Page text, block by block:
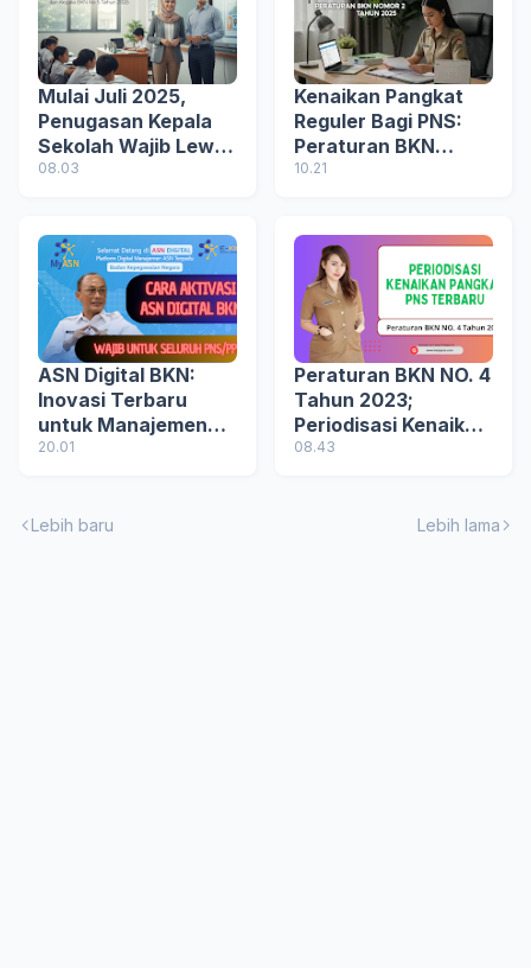
Mulai Juli 2025,
Penugasan Kepala
Sekolah Wajib Lewat
Sistem Digital
08.03
Kenaikan Pangkat
Reguler Bagi PNS:
Peraturan BKN
Nomor 2 Tahun 2025
10.21
ASN Digital BKN:
Inovasi Terbaru
untuk Manajemen
Kepegawaian yang
20.01
Peraturan BKN NO. 4
Tahun 2023;
Periodisasi Kenaikan
Pangkat PNS dan
08.43
Lebih baru Lebih lama